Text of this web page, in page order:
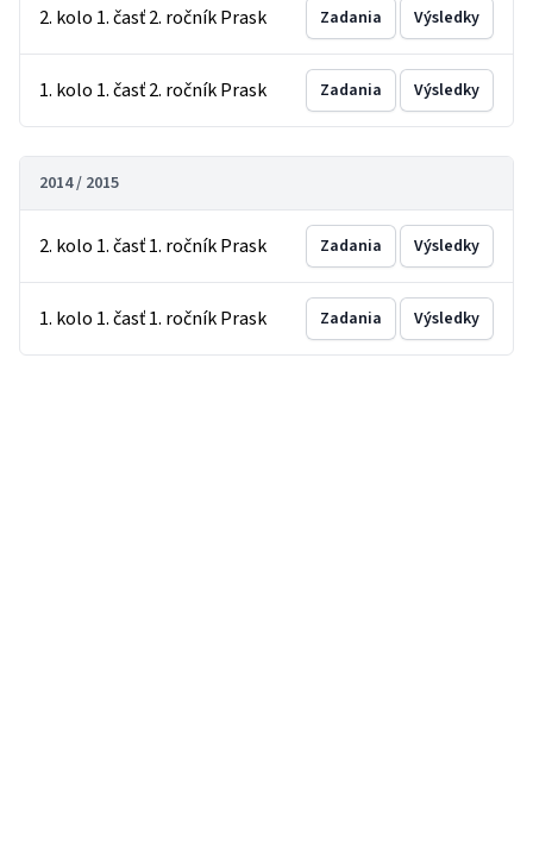
2. kolo 1. časť 2. ročník Prask Zadania Výsledky
1. kolo 1. časť 2. ročník Prask Zadania Výsledky
2014 / 2015
2. kolo 1. časť 1. ročník Prask Zadania Výsledky
1. kolo 1. časť 1. ročník Prask Zadania Výsledky